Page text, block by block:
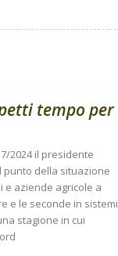
tempo per
2024 il presidente
punto della situazione
e aziende agricole a
e le seconde in sistemi
stagione in cui